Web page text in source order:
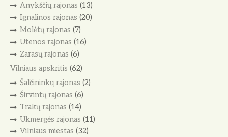
Anykščių rajonas (13)
Ignalinos rajonas (20)
Molėtų rajonas (7)
Utenos rajonas (16)
Zarasų rajonas (6)
Vilniaus apskritis (62)
Šalčininkų rajonas (2)
Širvintų rajonas (6)
Trakų rajonas (14)
Ukmergės rajonas (11)
Vilniaus miestas (32)